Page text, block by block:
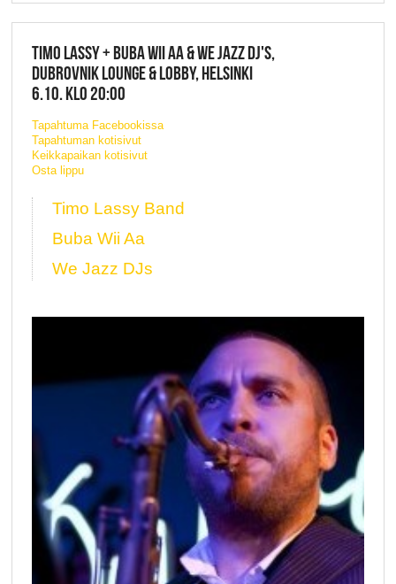
TIMO LASSY + BUBA WII AA & WE JAZZ DJ'S,
DUBROVNIK LOUNGE & LOBBY, HELSINKI
6.10. KLO 20:00
Tapahtuma Facebookissa
Tapahtuman kotisivut
Keikkapaikan kotisivut
Osta lippu
Timo Lassy Band
Buba Wii Aa
We Jazz DJs